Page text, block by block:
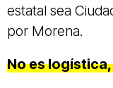
estatal sea
por Morena.
No es